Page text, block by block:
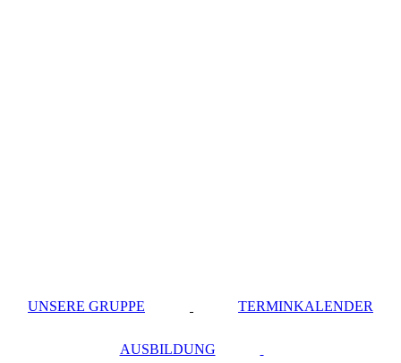
UNSERE GRUPPE TERMINKALENDER
AUSBILDUNG